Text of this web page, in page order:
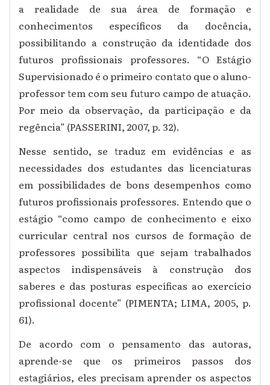
a realidade de sua área de formação e
conhecimentos específicos da docência,
possibilitando a construção da identidade dos
futuros profissionais professores. “O Estágio
Supervisionado é o primeiro contato que o aluno-
professor tem com seu futuro campo de atuação.
Por meio da observação, da participação e da
regência” (PASSERINI, 2007, p. 32).
Nesse sentido, se traduz em evidências e as
necessidades dos estudantes das licenciaturas
em possibilidades de bons desempenhos como
futuros profissionais professores. Entendo que o
estágio “como campo de conhecimento e eixo
curricular central nos cursos de formação de
professores possibilita que sejam trabalhados
aspectos indispensáveis à construção dos
saberes e das posturas específicas ao exercício
profissional docente” (PIMENTA; LIMA, 2005, p.
61).
De acordo com o pensamento das autoras,
aprende-se que os primeiros passos dos
estagiários, eles precisam aprender os aspectos